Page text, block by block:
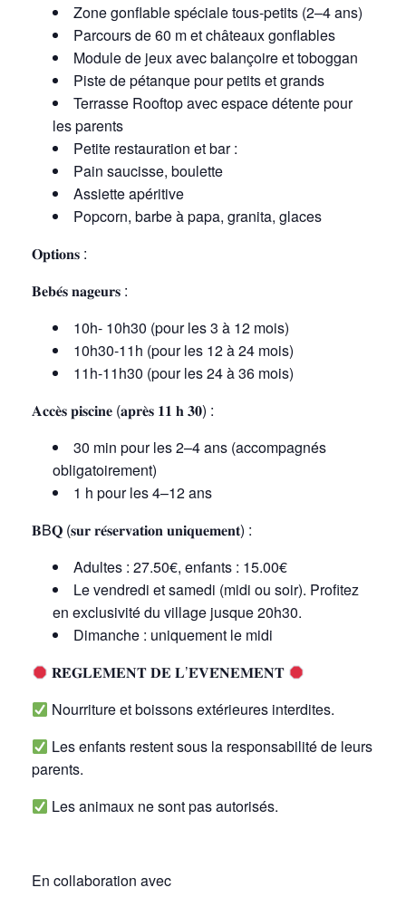
Zone gonflable spéciale tous-petits (2–4 ans)
Parcours de 60 m et châteaux gonflables
Module de jeux avec balançoire et toboggan
Piste de pétanque pour petits et grands
Terrasse Rooftop avec espace détente pour
les parents
Petite restauration et bar :
Pain saucisse, boulette
Assiette apéritive
Popcorn, barbe à papa, granita, glaces
𝐎𝐩𝐭𝐢𝐨𝐧𝐬 :
𝐁𝐞𝐛𝐞́𝐬 𝐧𝐚𝐠𝐞𝐮𝐫𝐬 :
10h- 10h30 (pour les 3 à 12 mois)
10h30-11h (pour les 12 à 24 mois)
11h-11h30 (pour les 24 à 36 mois)
𝐀𝐜𝐜𝐞̀𝐬 𝐩𝐢𝐬𝐜𝐢𝐧𝐞 (𝐚𝐩𝐫𝐞̀𝐬 𝟏𝟏 𝐡 𝟑𝟎) :
30 min pour les 2–4 ans (accompagnés
obligatoirement)
1 h pour les 4–12 ans
𝐁B𝐐 (𝐬𝐮𝐫 𝐫𝐞́𝐬𝐞𝐫𝐯𝐚𝐭𝐢𝐨𝐧 𝐮𝐧𝐢𝐪𝐮𝐞𝐦𝐞𝐧𝐭) :
Adultes : 27.50€, enfants : 15.00€
Le vendredi et samedi (midi ou soir). Profitez
en exclusivité du village jusque 20h30.
Dimanche : uniquement le midi
𝐑𝐄̀𝐆𝐋𝐄𝐌𝐄𝐍𝐓 𝐃𝐄 𝐋’𝐄́𝐕𝐄́𝐍𝐄𝐌𝐄𝐍𝐓
Nourriture et boissons extérieures interdites.
Les enfants restent sous la responsabilité de leurs
parents.
Les animaux ne sont pas autorisés.
En collaboration avec